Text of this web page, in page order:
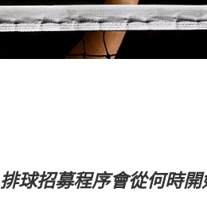
排球招募程序會從何時開